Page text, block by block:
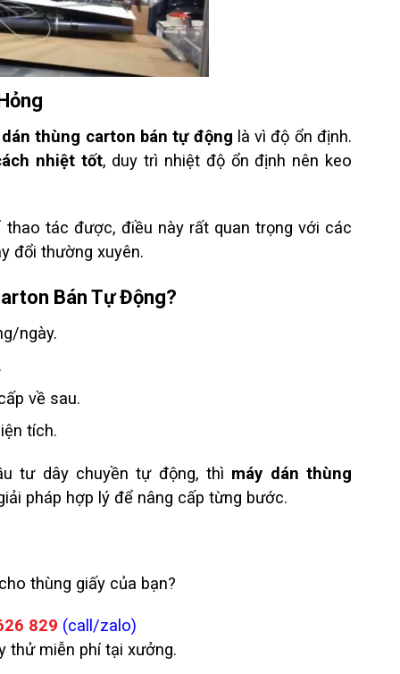
thùng carton bán tự động là vì độ ổn định.
nhiệt tốt, duy trì nhiệt độ ổn định nên keo
tác được, điều này rất quan trọng với các
đổi thường xuyên.
Bán Tự Động?
ngày.
về sau.
tích.
tư dây chuyền tự động, thì máy dán thùng
pháp hợp lý để nâng cấp từng bước.
thùng giấy của bạn?
829 (call/zalo)
thử miễn phí tại xưởng.